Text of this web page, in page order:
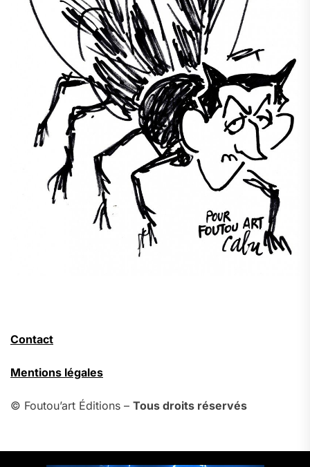
Contact
Mentions légales
© Foutou’art Éditions – Tous droits réservés